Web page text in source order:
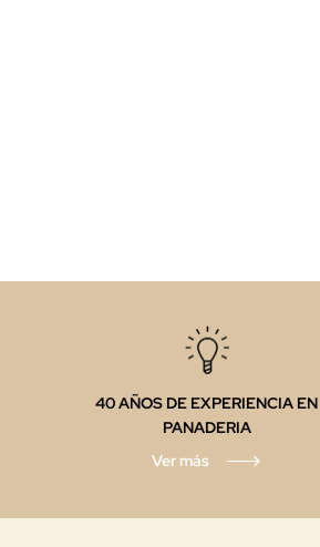
40 AÑOS DE EXPERIENCIA EN
PANADERIA
Ver más